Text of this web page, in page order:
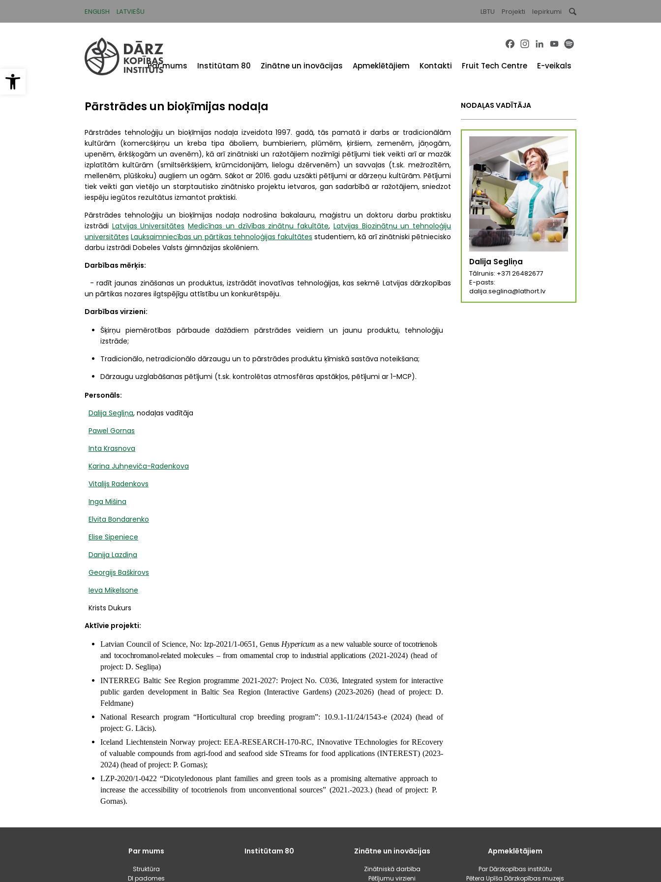
Open toolbar
ENGLISH LATVIEŠU LBTU Projekti Iepirkumi
Facebook
Instagram
LinkedInYouTube
Par mums Institūtam 80 Zinātne un inovācijas Apmeklētājiem Kontakti Fruit Tech Centre E-veikals
Pārstrādes un bioķīmijas nodaļa
Pārstrādes tehnoloģiju un bioķīmijas nodaļa izveidota 1997. gadā, tās pamatā ir darbs ar tradicionālām
kultūrām (komercšķirņu un kreba tipa āboliem, bumbieriem, plūmēm, ķiršiem, zemenēm, jāņogām,
upenēm, ērkšķogām un avenēm), kā arī zinātniski un ražotājiem nozīmīgi pētījumi tiek veikti arī ar mazāk
izplatītām kultūrām (smiltsērkšķiem, krūmcidonijām, lielogu dzērvenēm) un savvaļas (t.sk. mežrozītēm,
mellenēm, plūškoku) augļiem un ogām. Sākot ar 2016. gadu uzsākti pētījumi ar dārzeņu kultūrām. Pētījumi
tiek veikti gan vietējo un starptautisko zinātnisko projektu ietvaros, gan sadarbībā ar ražotājiem, sniedzot
iespēju iegūtos rezultātus izmantot praktiski.
Pārstrādes tehnoloģiju un bioķīmijas nodaļa nodrošina bakalauru, maģistru un doktoru darbu praktisku
izstrādi Latvijas Universitātes Medicīnas un dzīvības zinātņu fakultāte, Latvijas Biozinātņu un tehnoloģiju
universitātes Lauksaimniecības un pārtikas tehnoloģijas fakultātes studentiem, kā arī zinātniski pētniecisko
darbu izstrādi Dobeles Valsts ģimnāzijas skolēniem.
Darbības mērķis:
- radīt jaunas zināšanas un produktus, izstrādāt inovatīvas tehnoloģijas, kas sekmē Latvijas dārzkopības
un pārtikas nozares ilgtspējīgu attīstību un konkurētspēju.
Darbības virzieni:
Šķirņu piemērotības pārbaude dažādiem pārstrādes veidiem un jaunu produktu, tehnoloģiju
izstrāde;
Tradicionālo, netradicionālo dārzaugu un to pārstrādes produktu ķīmiskā sastāva noteikšana;
Dārzaugu uzglabāšanas pētījumi (t.sk. kontrolētas atmosfēras apstākļos, pētījumi ar 1-MCP).
Personāls:
Dalija Segliņa, nodaļas vadītāja
Pawel Gornas
Inta Krasnova
Karina Juhņeviča-Radenkova
Vitalijs Radenkovs
Inga Mišina
Elvita Bondarenko
Elise Sipeniece
Danija Lazdiņa
Georgijs Baškirovs
Ieva Miķelsone
Krists Dukurs
Aktīvie projekti:
Latvian Council of Science, No: lzp-2021/1-0651,Genus Hypericum as a new valuable source of tocotrienols
and tocochromanol-related molecules – from ornamental crop to industrial applications (2021-2024)(head of
project: D. Segliņa)
INTERREG Baltic See Region programme 2021-2027: Project No. C036, Integrated system for interactive
public garden development in Baltic Sea Region (Interactive Gardens) (2023-2026) (head of project:D.
Feldmane)
National Research program “Horticultural crop breeding program”: 10.9.1-11/24/1543-e (2024) (head of
project: G. Lācis).
Iceland Liechtenstein Norway project: EEA-RESEARCH-170-RC, INnovative TEchnologies for REcovery
of valuable compounds from agri-food and seafood side STreams for food applications (INTEREST) (2023-
2024) (head of project: P. Gornas);
LZP-2020/1-0422 “Dicotyledonous plant families and green tools as a promising alternative approach to
increase the accessibility of tocotrienols from unconventional sources” (2021.-2023.) (head of project: P.
Gornas).
NODAĻAS VADĪTĀJA
Dalija Segliņa
Tālrunis: +371 26482677
E-pasts:
dalija.seglina@lathort.lv
Par mums
Struktūra
DI padomes
Institūtam 80 Zinātne un inovācijas
Zinātniskā darbība
Pētījumu virzieni
Apmeklētājiem
Par Dārzkopības institūtu
Pētera Upīša Dārzkopības muzejs